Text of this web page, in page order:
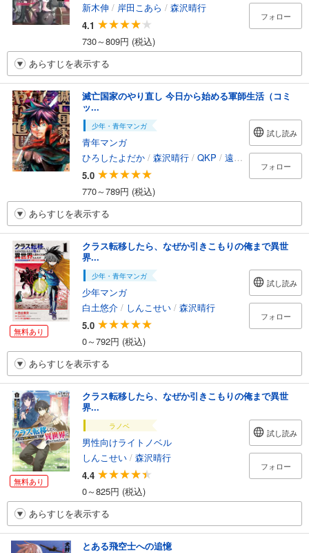
新木伸 / 岸田こあら / 森沢晴行
4.1
730～809円 (税込)
フォロー
あらすじを表示する
滅亡国家のやり直し 今日から始める軍師生活（コミ
ッ...
少年・青年マンガ
青年マンガ
ひろしたよだか / 森沢晴行 / QKP / 遠藤アレン
5.0
770～789円 (税込)
試し読み
フォロー
あらすじを表示する
無料あり
クラス転移したら、なぜか引きこもりの俺まで異世
界...
少年・青年マンガ
少年マンガ
白土悠介 / しんこせい / 森沢晴行
5.0
0～792円 (税込)
試し読み
フォロー
あらすじを表示する
無料あり
クラス転移したら、なぜか引きこもりの俺まで異世
界...
ラノベ
男性向けライトノベル
しんこせい / 森沢晴行
4.4
0～825円 (税込)
試し読み
フォロー
あらすじを表示する
とある飛空士への追憶